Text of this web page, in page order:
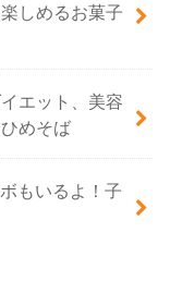
しめるお菓子
エット、美容
めそば
もいるよ！子